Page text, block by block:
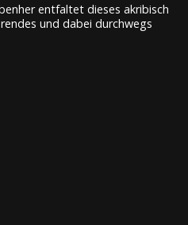
entfaltet dieses akribisch
und dabei durchwegs